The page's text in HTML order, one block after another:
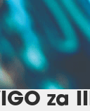
za